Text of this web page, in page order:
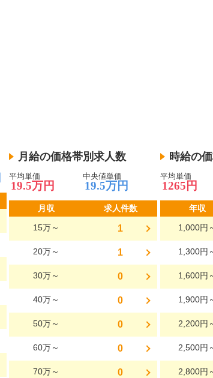
月給の価格帯別求人数
平均単価
19.5万円
中央値単価
19.5万円
月収
求人件数
15万～
1
20万～ 1
30万～ 0
40万～ 0
50万～ 0
60万～ 0
70万～ 0
時給の
平均単価
1265円
年収
1,000円
1,300円
1,600円
1,900円
2,200円
2,500円
2,800円